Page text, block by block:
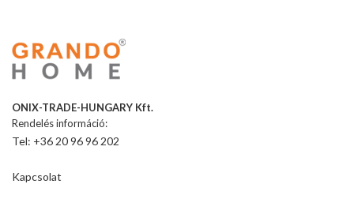
ONIX-TRADE-HUNGARY Kft.
Rendelés információ:
Tel: +36 20 96 96 202
Kapcsolat